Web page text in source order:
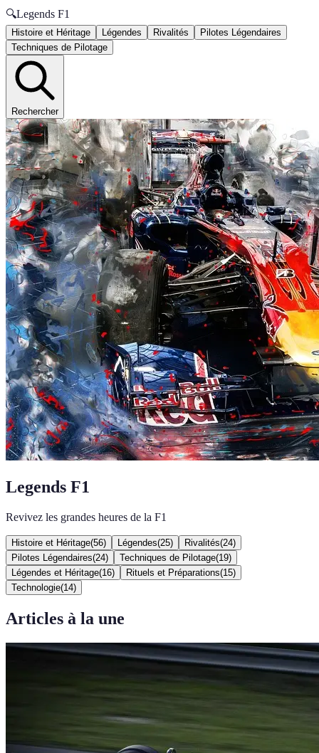
🔍Legends F1
Histoire et Héritage Légendes Rivalités
Pilotes Légendaires
Techniques de Pilotage
Rechercher
Legends F1
Revivez les grandes heures de la F1
Histoire et Héritage(56) Légendes(25) Rivalités(24)
Pilotes Légendaires(24) Techniques de Pilotage(19)
Légendes et Héritage(16) Rituels et Préparations(15)
Technologie(14)
Articles à la une